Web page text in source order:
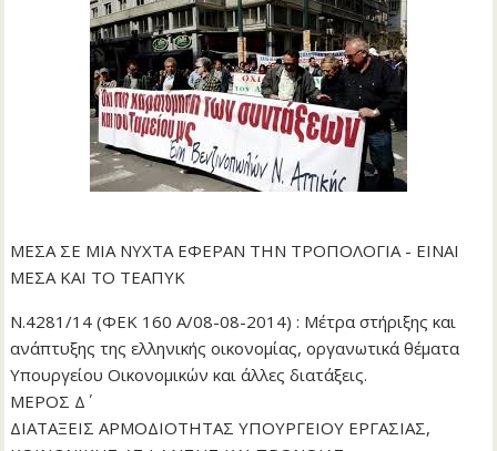
ΜΕΣΑ ΣΕ ΜΙΑ ΝΥΧΤΑ ΕΦΕΡΑΝ ΤΗΝ ΤΡΟΠΟΛΟΓΙΑ - ΕΙΝΑΙ
ΜΕΣΑ ΚΑΙ ΤΟ ΤΕΑΠΥΚ
Ν.4281/14 (ΦΕΚ 160 Α/08-08-2014) : Μέτρα στήριξης και
ανάπτυξης της ελληνικής οικονομίας, οργανωτικά θέματα
Υπουργείου Οικονομικών και άλλες διατάξεις.
ΜΕΡΟΣ Δ΄
ΔΙΑΤΑΞΕΙΣ ΑΡΜΟΔΙΟΤΗΤΑΣ ΥΠΟΥΡΓΕΙΟΥ ΕΡΓΑΣΙΑΣ,